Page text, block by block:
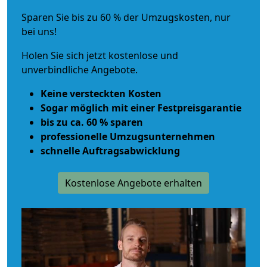
Sparen Sie bis zu 60 % der Umzugskosten, nur
bei uns!
Holen Sie sich jetzt kostenlose und
unverbindliche Angebote.
Keine versteckten Kosten
Sogar möglich mit einer Festpreisgarantie
bis zu ca. 60 % sparen
professionelle Umzugsunternehmen
schnelle Auftragsabwicklung
Kostenlose Angebote erhalten